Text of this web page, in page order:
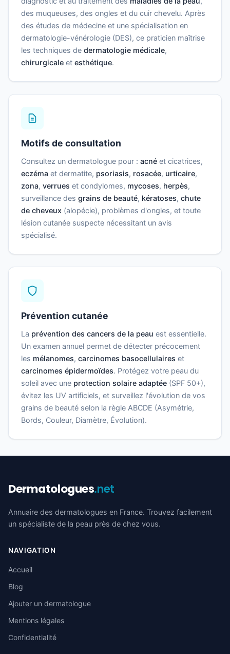
des muqueuses, des ongles et du cuir chevelu. Après
des études de médecine et une spécialisation en
dermatologie-vénérologie (DES), ce praticien maîtrise
les techniques de dermatologie médicale,
chirurgicale et esthétique.
Motifs de consultation
Consultez un dermatologue pour : acné et cicatrices,
eczéma et dermatite, psoriasis, rosacée, urticaire,
zona, verrues et condylomes, mycoses, herpès,
surveillance des grains de beauté, kératoses, chute
de cheveux (alopécie), problèmes d'ongles, et toute
lésion cutanée suspecte nécessitant un avis
spécialisé.
Prévention cutanée
La prévention des cancers de la peau est essentielle.
Un examen annuel permet de détecter précocement
les mélanomes, carcinomes basocellulaires et
carcinomes épidermoïdes. Protégez votre peau du
soleil avec une protection solaire adaptée (SPF 50+),
évitez les UV artificiels, et surveillez l'évolution de vos
grains de beauté selon la règle ABCDE (Asymétrie,
Bords, Couleur, Diamètre, Évolution).
Dermatologues.net
Annuaire des dermatologues en France. Trouvez facilement
un spécialiste de la peau près de chez vous.
NAVIGATION
Accueil
Blog
Ajouter un dermatologue
Mentions légales
Confidentialité